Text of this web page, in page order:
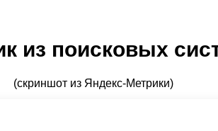
из поисковых
(скриншот из Яндекс-Метрики)